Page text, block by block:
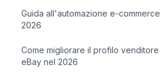
Guida all'automazione e-commerce
2026
Come migliorare il profilo venditore
eBay nel 2026